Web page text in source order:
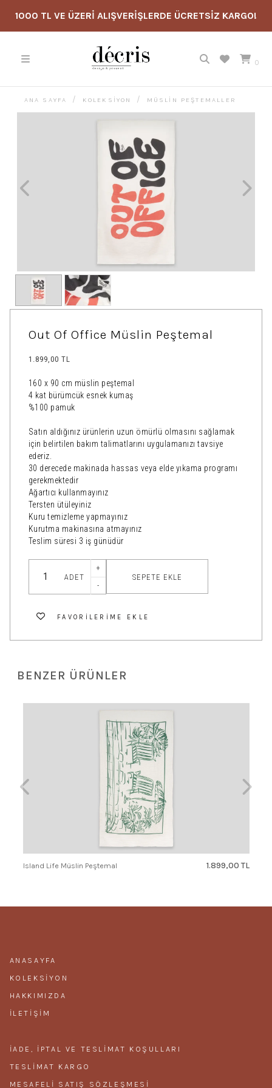
1000 TL VE ÜZERİ ALIŞVERİŞLERDE ÜCRETSİZ KARGO!
0
ANA SAYFA KOLEKSİYON MÜSLIN PEŞTEMALLER
Out Of Office Müslin Peştemal
1.899,00 TL
160 x 90 cm müslin peştemal
4 kat bürümcük esnek kumaş
%100 pamuk
Satın aldığınız ürünlerin uzun ömürlü olmasını sağlamak
için belirtilen bakım talimatlarını uygulamanızı tavsiye
ederiz.
30 derecede makinada hassas veya elde yıkama programı
gerekmektedir
Ağartıcı kullanmayınız
Tersten ütüleyiniz
Kuru temizleme yapmayınız
Kurutma makinasına atmayınız
Teslim süresi 3 iş günüdür
ADET
+
-
SEPETE EKLE
FAVORILERIME EKLE
BENZER ÜRÜNLER
Island Life Müslin Peştemal 1.899,00 TL
ANASAYFA
KOLEKSIYON
HAKKIMIZDA
İLETIŞIM
İADE, İPTAL VE TESLIMAT KOŞULLARI
TESLIMAT KARGO
MESAFELI SATIŞ SÖZLEŞMESI